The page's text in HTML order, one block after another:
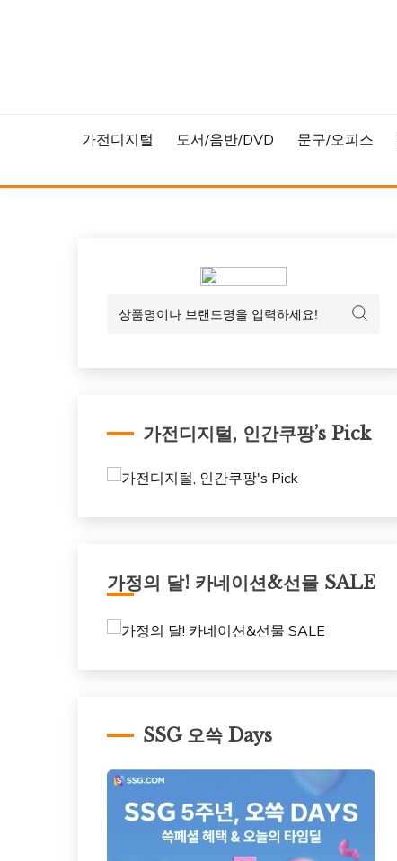
가전디지털 도서/음반/DVD 문구/오피스
가전디지털, 인간쿠팡’s Pick
가정의 달! 카네이션&선물 SALE
SSG 오쓱 Days